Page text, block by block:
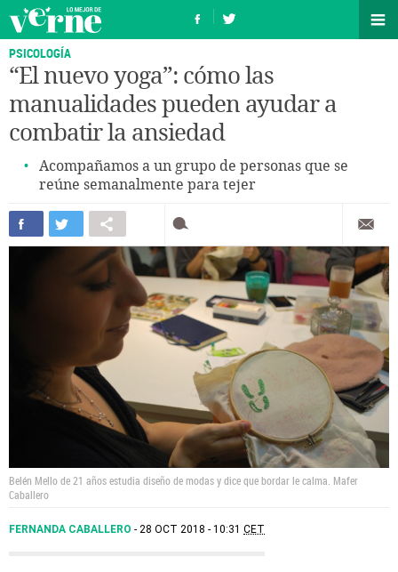
PSICOLOGÍA
“El nuevo yoga”: cómo las
manualidades pueden ayudar a
combatir la ansiedad
Acompañamos a un grupo de personas que se
reúne semanalmente para tejer
Belén Mello de 21 años estudia diseño de modas y dice que bordar le calma. Mafer
Caballero
FERNANDA CABALLERO 28 OCT 2018 - 10:31 CET